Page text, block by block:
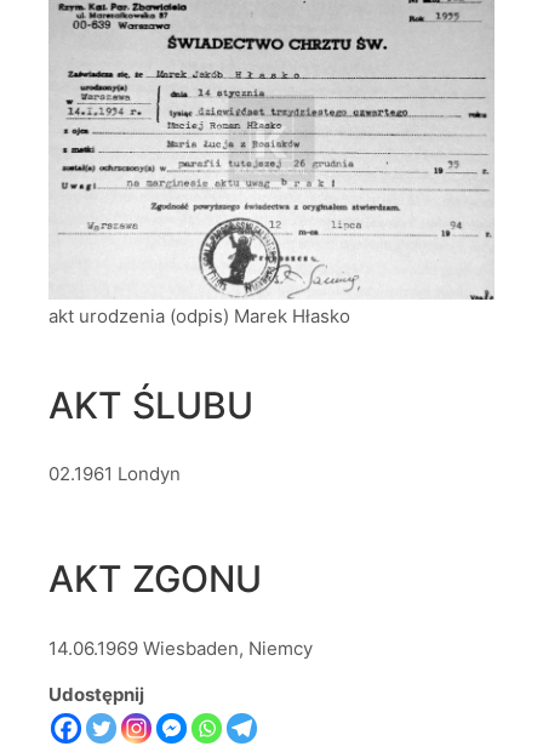
akt urodzenia (odpis) Marek Hłasko
AKT ŚLUBU
02.1961 Londyn
AKT ZGONU
14.06.1969 Wiesbaden, Niemcy
Udostępnij